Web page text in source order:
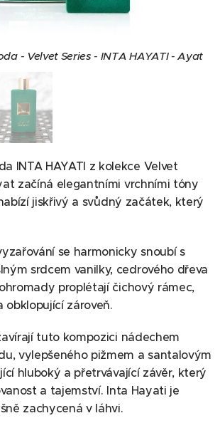
- Velvet Series - INTA HAYATI - Ayat
- Velvet Series - INTA HAYATI - Ayat
INTA HAYATI z kolekce Velvet
začíná elegantními vrchními tóny
jiskřivý a svůdný začátek, který
se harmonicky snoubí s
srdcem vanilky, cedrového dřeva
proplétají čichový rámec,
zároveň.
tuto kompozici nádechem
vylepšeného pižmem a santalovým
hluboký a přetrvávající závěr, který
a tajemství. Inta Hayati je
zachycená v láhvi.